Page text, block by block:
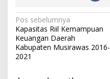
N
a
v
i
Pos sebelumnya
Kapasitas Riil Kemampuan
Keuangan Daerah
Kabupaten Musirawas 2016-
2021